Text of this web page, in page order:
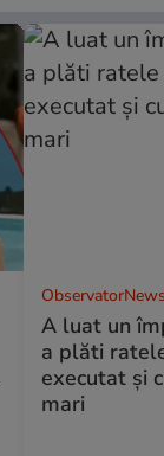
A luat un
a plăti
executat şi
mari